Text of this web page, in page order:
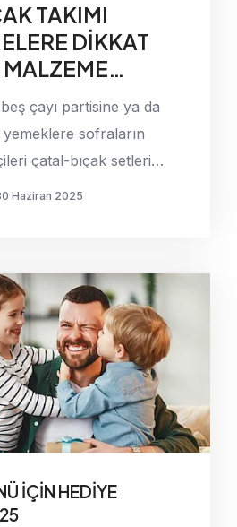
TAKIMI
DİKKAT
çayı partisine ya da
sofraların
çatal-bıçak setleri
tasarımlarıyla çok yönlü
Haziran 2025
İÇİN HEDİYE